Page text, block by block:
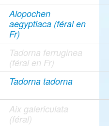
Alopochen
aegyptiaca (féral en
Fr)
Tadorna ferruginea
(féral en Fr)
Tadorna tadorna
Aix galericulata
(féral)